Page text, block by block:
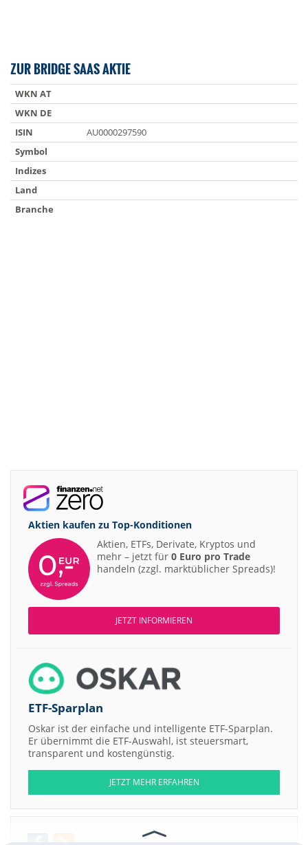
ZUR BRIDGE SAAS AKTIE
WKN AT
WKN DE
ISIN
AU0000297590
Symbol
Indizes
Land
Branche
Aktien kaufen zu Top-Konditionen
Aktien, ETFs, Derivate, Kryptos und
mehr – jetzt für 0 Euro pro Trade
handeln (zzgl. marktüblicher Spreads)!
JETZT INFORMIEREN
ETF-Sparplan
Oskar ist der einfache und intelligente ETF-Sparplan.
Er übernimmt die ETF-Auswahl, ist steuersmart,
transparent und kostengünstig.
JETZT MEHR ERFAHREN